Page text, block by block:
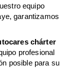
equipo
garantizamos
chárter
profesional
posible para su